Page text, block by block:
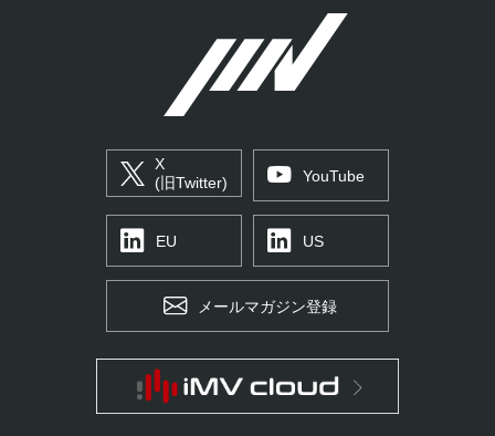
X
(旧Twitter)
YouTube
EU US
メールマガジン登録